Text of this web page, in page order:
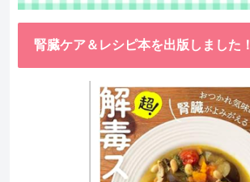
腎臓ケア＆レシピ本を出版しました！